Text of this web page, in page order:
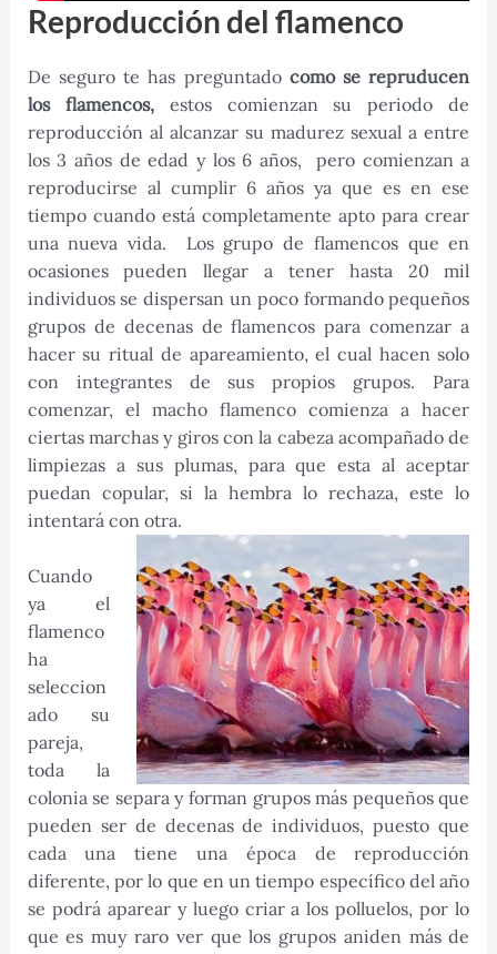
Reproducción del flamenco
De seguro te has preguntado como se repruducen
los flamencos,estos comienzan su periodo de
reproducción al alcanzar su madurez sexual a entre
los 3 años de edad y los 6 años, pero comienzan a
reproducirse al cumplir 6 años ya que es en ese
tiempo cuando está completamente apto para crear
una nueva vida. Los grupo de flamencos que en
ocasiones pueden llegar a tener hasta 20 mil
individuos se dispersan un poco formando pequeños
grupos de decenas de flamencos para comenzar a
hacer su ritual de apareamiento, el cual hacen solo
con integrantes de sus propios grupos. Para
comenzar, el macho flamenco comienza a hacer
ciertas marchas y giros con la cabeza acompañado de
limpiezas a sus plumas, para que esta al aceptar
puedan copular, si la hembra lo rechaza, este lo
intentará con otra.
Cuando
ya el
flamenco
ha
seleccion
ado su
pareja,
toda la
colonia se separa y forman grupos más pequeños que
pueden ser de decenas de individuos, puesto que
cada una tiene una época de reproducción
diferente, por lo que en un tiempo específico del año
se podrá aparear y luego criar a los polluelos, por lo
que es muy raro ver que los grupos aniden más de